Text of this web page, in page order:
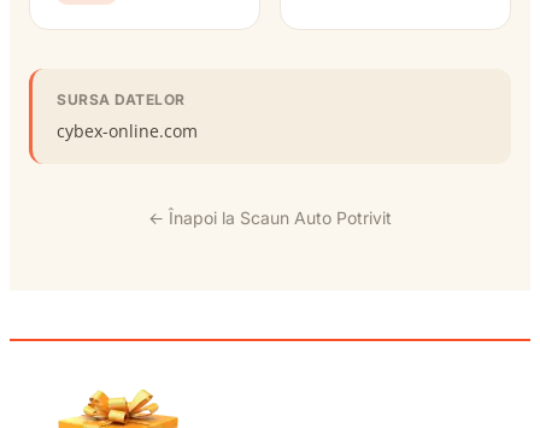
SURSA DATELOR
cybex-online.com
← Înapoi la Scaun Auto Potrivit